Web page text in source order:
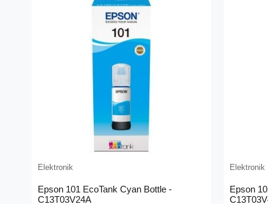
Elektronik
Epson 101 EcoTank Cyan Bottle -
C13T03V24A
Elektronik
Epson